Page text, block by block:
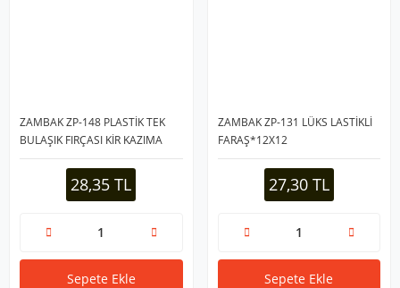
ZAMBAK ZP-148 PLASTİK TEK
BULAŞIK FIRÇASI KİR KAZIMA
UÇLU*10X10
28,35 TL
Sepete Ekle
ZAMBAK ZP-131 LÜKS LASTİKLİ
FARAŞ*12X12
27,30 TL
Sepete Ekle